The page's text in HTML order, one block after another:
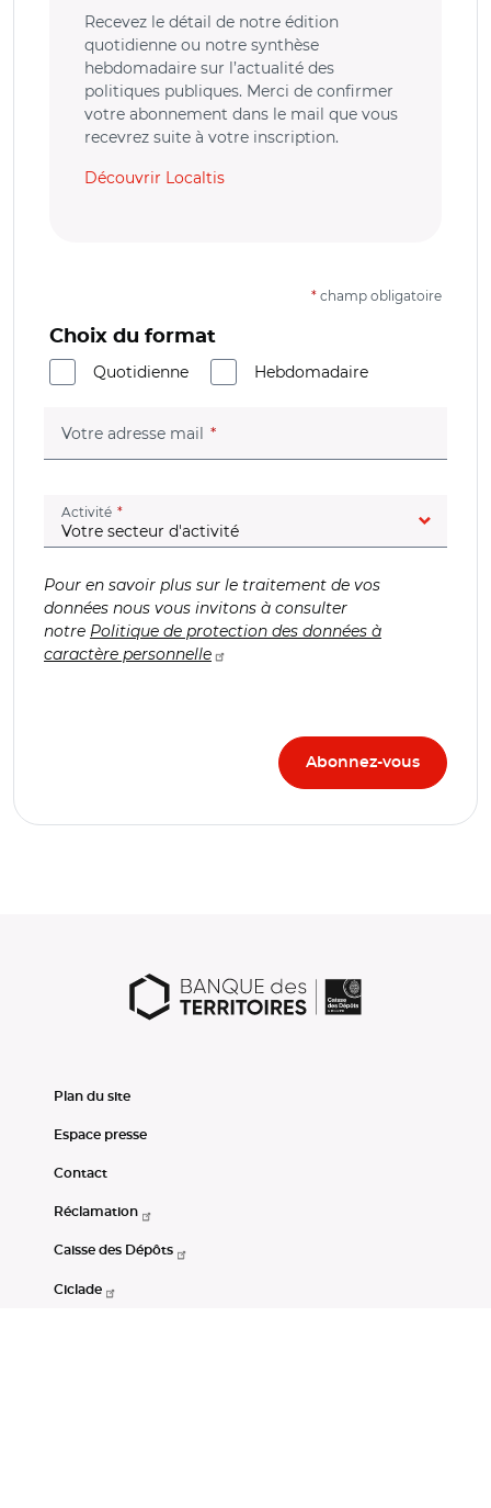
Recevez le détail de notre édition
quotidienne ou notre synthèse
hebdomadaire sur l’actualité des
politiques publiques. Merci de confirmer
votre abonnement dans le mail que vous
recevrez suite à votre inscription.
Découvrir Localtis
* champ obligatoire
Choix du format
Quotidienne
Hebdomadaire
Votre adresse mail (champ obligatoire)
Activité (champ obligatoire)
Pour en savoir plus sur le traitement de vos
données nous vous invitons à consulter
notre Politique de protection des données à
caractère personnelle
Plan du site
Espace presse
Contact
Réclamation
Caisse des Dépôts
Ciclade